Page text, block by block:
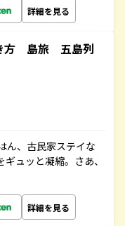
詳細を見る
方 島旅 五島列
ん、古民家ステイな
ュッと凝縮。さあ、
詳細を見る